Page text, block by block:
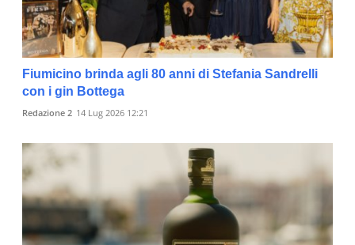
Fiumicino brinda agli 80 anni di Stefania Sandrelli
con i gin Bottega
Redazione 2 14 Lug 2026 12:21